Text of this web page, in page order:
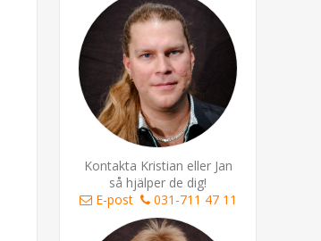
Kontakta Kristian eller Jan
så hjälper de dig!
E-post
031-711 47 11